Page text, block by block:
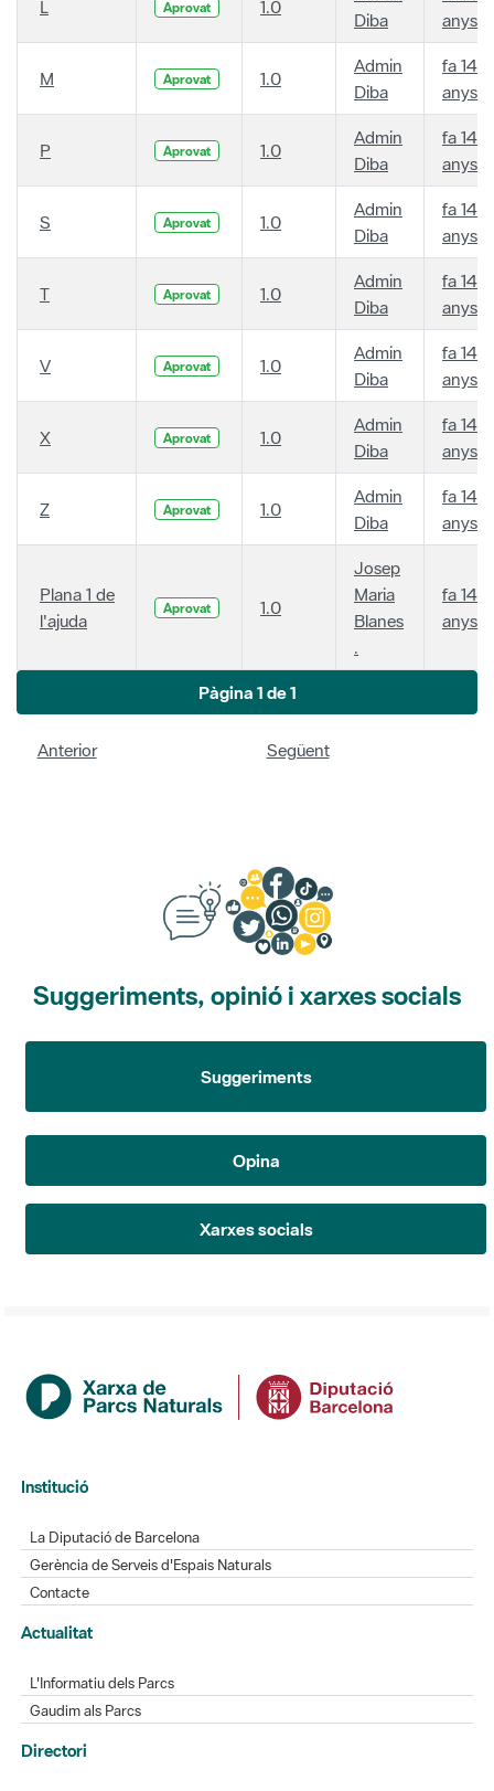
L Aprovat 1.0
Diba
anys
M Aprovat 1.0
Admin
Diba
fa 14
anys
P Aprovat 1.0
Admin
Diba
fa 14
anys
S Aprovat 1.0
Admin
Diba
fa 14
anys
T Aprovat 1.0
Admin
Diba
fa 14
anys
V Aprovat 1.0
Admin
Diba
fa 14
anys
X Aprovat 1.0
Admin
Diba
fa 14
anys
Z Aprovat 1.0
Admin
Diba
fa 14
anys
Plana 1 de
l'ajuda
Aprovat 1.0
Josep
Maria
Blanes
.
fa 14
anys
Pàgina 1 de 1
Anterior Següent
Suggeriments, opinió i xarxes socials
Suggeriments
Opina
Xarxes socials
Institució
La Diputació de Barcelona
Gerència de Serveis d'Espais Naturals
Contacte
Actualitat
L'Informatiu dels Parcs
Gaudim als Parcs
Directori